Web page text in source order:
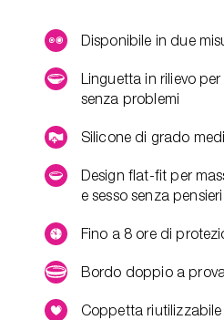
Disponibile in due
Linguetta in rilievo
senza problemi
Silicone di grado
Design flat-fit per
e sesso senza pensieri
Fino a 8 ore di
Bordo doppio a
Coppetta